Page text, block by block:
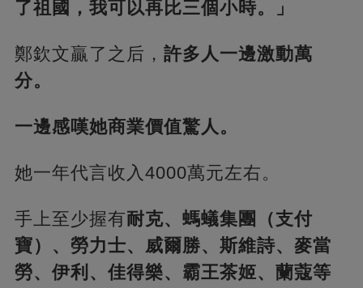
了祖國，我可以再比三個小時。」
鄭欽文贏了之后， 許多人一邊激動萬
分。
一邊感嘆她商業價值驚人。
她一年代言收入4000萬元左右。
手上至少握有耐克、螞蟻集團（支付
寶）、勞力士、威爾勝、斯維詩、麥當
勞、伊利、佳得樂、霸王茶姬、蘭蔻等